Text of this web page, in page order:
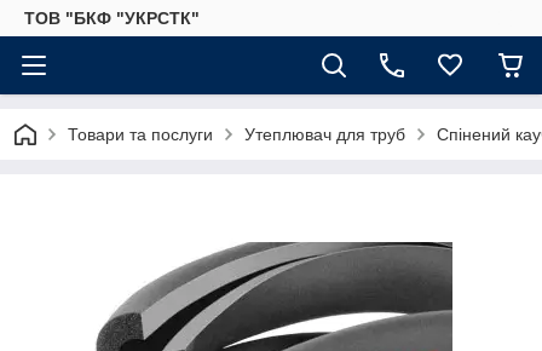
ТОВ "БКФ "УКРСТК"
Товари та послуги Утеплювач для труб Спінений